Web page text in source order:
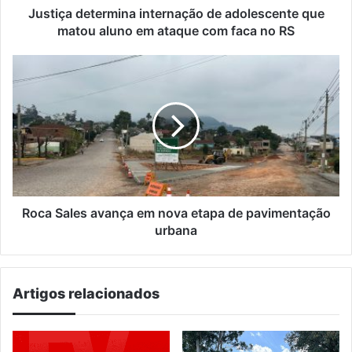
ataque
RS
Justiça determina internação de adolescente que
matou aluno em ataque com faca no RS
Sales
em
nova
etapa
de
pavimentação
urbana
Roca Sales avança em nova etapa de pavimentação
urbana
Artigos relacionados